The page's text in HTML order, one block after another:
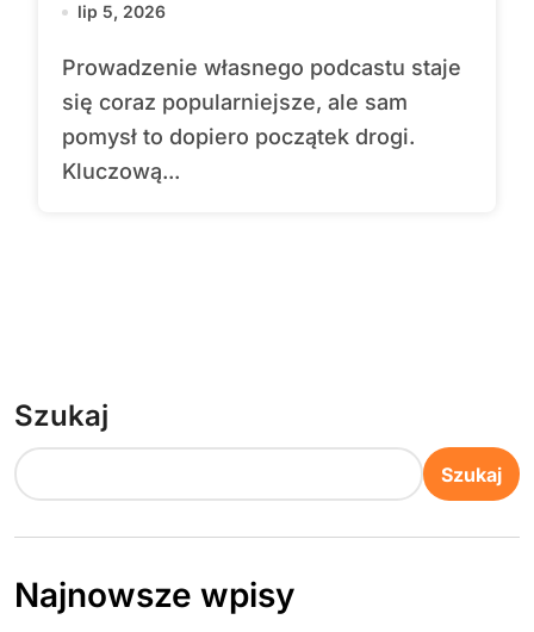
lip 5, 2026
Prowadzenie własnego podcastu staje
się coraz popularniejsze, ale sam
pomysł to dopiero początek drogi.
Kluczową...
Szukaj
Szukaj
Najnowsze wpisy